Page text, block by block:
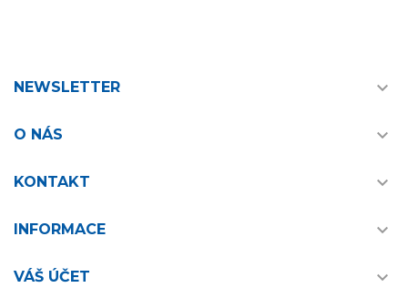
NEWSLETTER 
O NÁS 
KONTAKT 
INFORMACE 
VÁŠ ÚČET 